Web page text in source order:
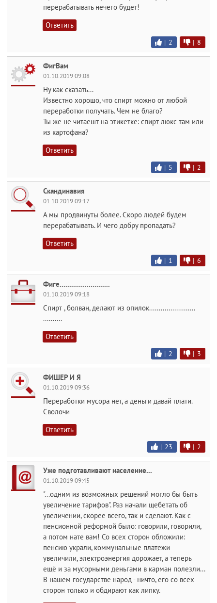
перерабатывать нечего будет!
Ответить
| 2 | 8
ФигВам
01.10.2019 09:08
Ну как сказать...
Известно хорошо, что спирт можно от любой
переработки получать. Чем не благо?
Ты же не читаешт на этикетке: спирт люкс там или
из картофана?
Ответить
| 5 | 2
Скандинавия
01.10.2019 09:17
А мы продвинуты более. Скоро людей будем
перерабатывать. И чего добру пропадать?
Ответить
| 1 | 6
Фиге..........................
01.10.2019 09:18
Спирт , болван, делают из опилок........................
..........
Ответить
| 2 | 3
ФИШЕР И Я
01.10.2019 09:36
Переработки мусора нет, а деньги давай плати.
Сволочи
Ответить
| 23 | 2
Уже подготавливают население...
01.10.2019 09:45
"...одним из возможных решений могло бы быть
увеличение тарифов". Раз начали щебетать об
увеличении, скорее всего, так и сделают. Как с
пенсионной реформой было: говорили, говорили,
а потом нате вам! Со всех сторон обложили:
пенсию украли, коммунальные платежи
увеличили, электроэнергия дорожает, а теперь
ещё и за мусорными деньгами в карман полезли...
В нашем государстве народ - ничто, его со всех
сторон только и обдирают как липку.